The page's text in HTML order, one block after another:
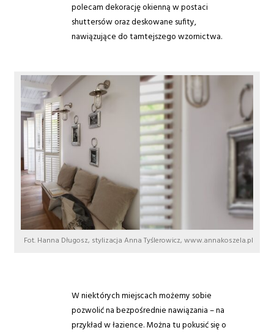
polecam dekorację okienną w postaci
shuttersów oraz deskowane sufity,
nawiązujące do tamtejszego wzornictwa.
Fot. Hanna Długosz, stylizacja Anna Tyślerowicz, www.annakoszela.pl
W niektórych miejscach możemy sobie
pozwolić na bezpośrednie nawiązania – na
przykład w łazience. Można tu pokusić się o